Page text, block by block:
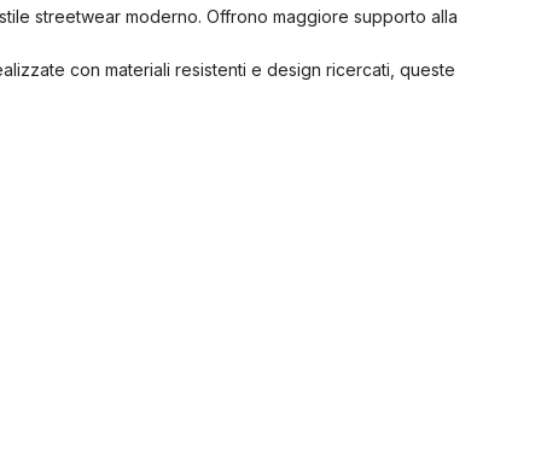
streetwear moderno. Offrono maggiore supporto alla
con materiali resistenti e design ricercati, queste